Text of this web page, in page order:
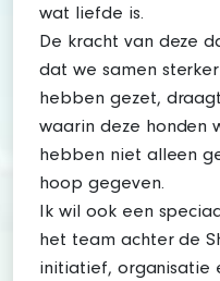
wat liefde is.
De kracht van deze
dat we samen
hebben gezet,
waarin deze honden
hebben niet alleen
hoop gegeven.
Ik wil ook een
het team achter de
initiatief, organisatie